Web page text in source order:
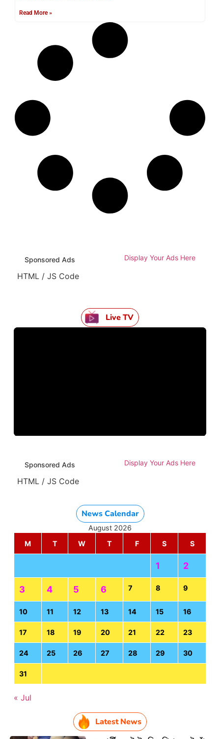
Read More »
Sponsored Ads Display Your Ads Here
HTML / JS Code
Live TV
Sponsored Ads Display Your Ads Here
HTML / JS Code
News Calendar
August 2026
M
T W T F S S
1 2
3 4 5 6 7 8 9
10 11 12 13 14 15 16
17 18 19 20 21 22 23
24 25 26 27 28 29 30
31
« Jul
Latest News